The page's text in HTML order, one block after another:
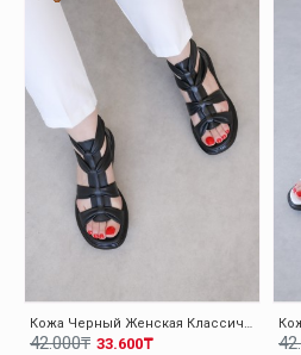
Кожа Черный Женская Классические Сандалии 124ZA116
33.600₸
42.000₸